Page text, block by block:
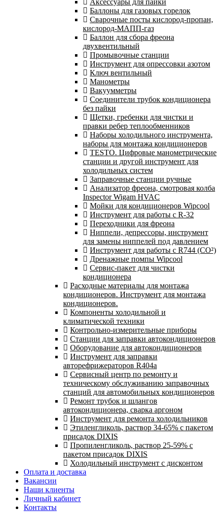
Аксессуары для пайки
Баллоны для газовых горелок
Сварочные посты кислород-пропан,
кислород-МАПП-газ
Баллон для сбора фреона
двухвентильный
Промывочные станции
Инструмент для опрессовки азотом
Ключ вентильный
Манометры
Вакуумметры
Соединители трубок кондиционера
без пайки
Щетки, гребенки для чистки и
правки ребер теплообменников
Наборы холодильного инструмента,
наборы для монтажа кондиционеров
TESTO. Цифровые манометрические
станции и другой инструмент для
холодильных систем
Заправочные станции ручные
Анализатор фреона, смотровая колба
Inspector Wigam HVAC
Мойки для кондиционеров Wipcool
Инструмент для работы с R-32
Переходники для фреона
Ниппели, депрессоры, инструмент
для замены ниппелей под давлением
Инструмент для работы с R744 (CO²)
Дренажные помпы Wipcool
Сервис-пакет для чистки
кондиционера
Расходные материалы для монтажа
кондиционеров. Инструмент для монтажа
кондиционеров.
Компоненты холодильной и
климатической техники
Контрольно-измерительные приборы
Станции для заправки автокондиционеров
Оборудование для автокондиционеров
Инструмент для заправки
авторефрижераторов R404a
Сервисный центр по ремонту и
техническому обслуживанию заправочных
станций для автомобильных кондиционеров
Ремонт трубок и шлангов
автокондиционера, сварка аргоном
Инструмент для ремонта холодильников
Этиленгликоль, раствор 34-65% с пакетом
присадок DIXIS
Пропиленгликоль, раствор 25-59% с
пакетом присадок DIXIS
Холодильный инструмент с дисконтом
Оплата и доставка
Вакансии
Наши клиенты
Личный кабинет
Контакты